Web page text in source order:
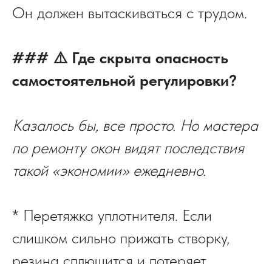
Он должен вытаскиваться с трудом.
### ⚠️ Где скрыта опасность
самостоятельной регулировки?
Казалось бы, все просто. Но мастера
по ремонту окон видят последствия
такой «экономии» ежедневно.
* Перетяжка уплотнителя. Если
слишком сильно прижать створку,
резина сплющится и потеряет